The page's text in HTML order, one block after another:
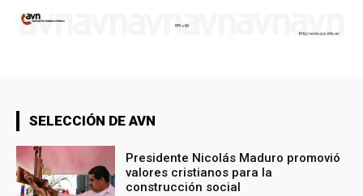
SELECCIÓN DE AVN
Presidente Nicolás Maduro promovió
valores cristianos para la
construcción social